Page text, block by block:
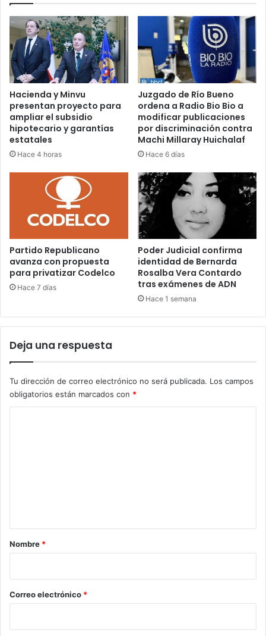
Hacienda y Minvu
presentan proyecto para
ampliar el subsidio
hipotecario y garantías
estatales
Hace 4 horas
Juzgado de Río Bueno
ordena a Radio Bio Bio a
modificar publicaciones
por discriminación contra
Machi Millaray Huichalaf
Hace 6 días
Partido Republicano
avanza con propuesta
para privatizar Codelco
Hace 7 días
Poder Judicial confirma
identidad de Bernarda
Rosalba Vera Contardo
tras exámenes de ADN
Hace 1 semana
Deja una respuesta
Tu dirección de correo electrónico no será publicada. Los campos
obligatorios están marcados con *
r
*
Nombre *
Correo electrónico *